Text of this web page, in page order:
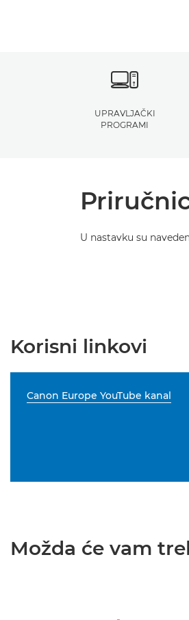
UPRAVLJAČKI
PROGRAMI
U nastavku su
Korisni linkovi
Canon Europe YouTube kanal
Možda će vam